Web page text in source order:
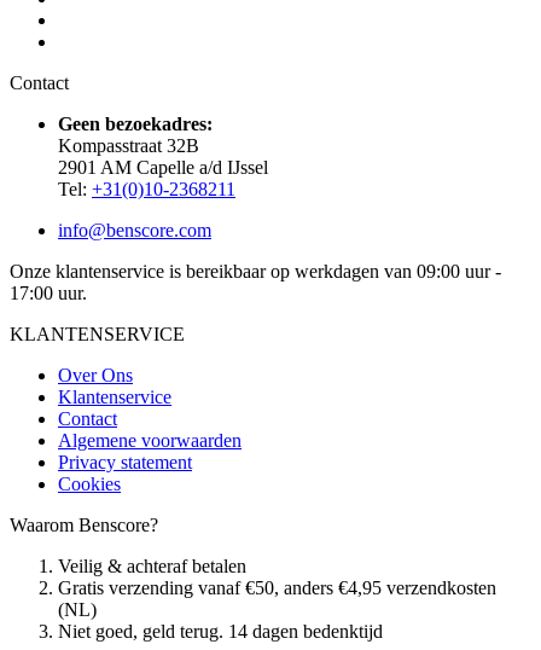
Contact
Geen bezoekadres:
Kompasstraat 32B
2901 AM Capelle a/d IJssel
Tel: +31(0)10-2368211
info@benscore.com
Onze klantenservice is bereikbaar op werkdagen van 09:00 uur -
17:00 uur.
KLANTENSERVICE
Over Ons
Klantenservice
Contact
Algemene voorwaarden
Privacy statement
Cookies
Waarom Benscore?
Veilig & achteraf betalen
Gratis verzending vanaf €50, anders €4,95 verzendkosten
(NL)
Niet goed, geld terug. 14 dagen bedenktijd